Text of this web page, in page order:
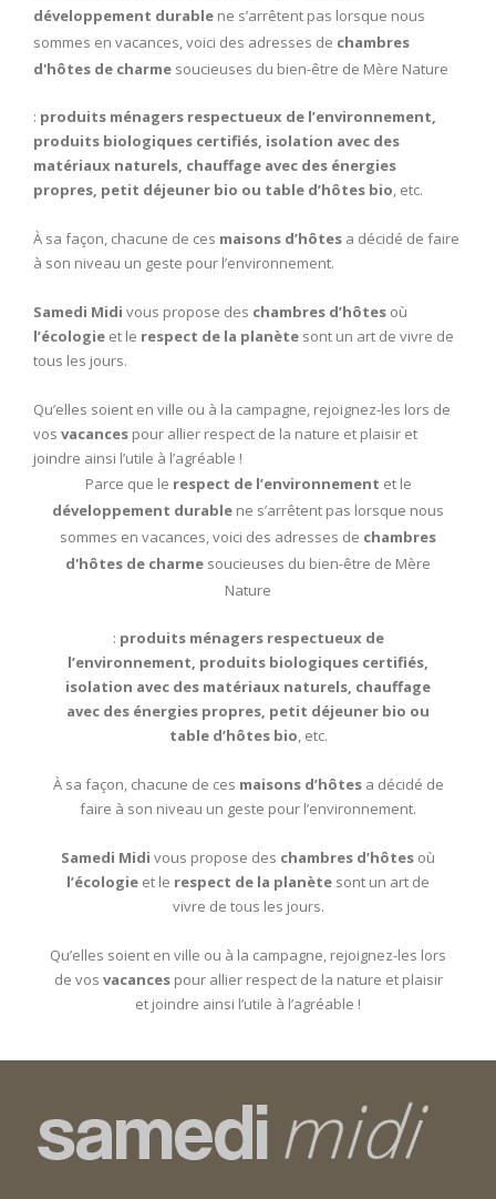
développement durable ne s’arrêtent pas lorsque nous
sommes en vacances, voici des adresses de chambres
d'hôtes de charme soucieuses du bien-être de Mère Nature
: produits ménagers respectueux de l’environnement,
produits biologiques certifiés, isolation avec des
matériaux naturels, chauffage avec des énergies
propres, petit déjeuner bio ou table d’hôtes bio, etc.
À sa façon, chacune de ces maisons d’hôtes a décidé de faire
à son niveau un geste pour l’environnement.
Samedi Midi vous propose des chambres d’hôtes où
l’écologie et le respect de la planète sont un art de vivre de
tous les jours.
Qu’elles soient en ville ou à la campagne, rejoignez-les lors de
vos vacances pour allier respect de la nature et plaisir et
joindre ainsi l’utile à l’agréable !
Parce que le respect de l’environnement et le
développement durable ne s’arrêtent pas lorsque nous
sommes en vacances, voici des adresses de chambres
d'hôtes de charme soucieuses du bien-être de Mère
Nature
: produits ménagers respectueux de
l’environnement, produits biologiques certifiés,
isolation avec des matériaux naturels, chauffage
avec des énergies propres, petit déjeuner bio ou
table d’hôtes bio, etc.
À sa façon, chacune de ces maisons d’hôtesa décidé de
faire à son niveau un geste pour l’environnement.
Samedi Midi vous propose des chambres d’hôtes où
l’écologie et le respect de la planète sont un art de
vivre de tous les jours.
Qu’elles soient en ville ou à la campagne, rejoignez-les lors
de vos vacancespour allier respect de la nature et plaisir
et joindre ainsi l’utile à l’agréable !